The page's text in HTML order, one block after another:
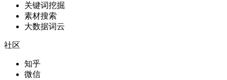
关键词挖掘
素材搜索
大数据词云
社区
知乎
微信